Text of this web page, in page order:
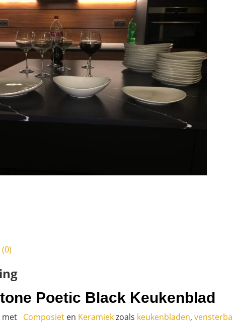
Poetic Black Keukenblad
met Composiet en Keramiekzoals keukenbladen,